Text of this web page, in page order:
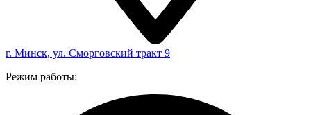
г. Минск, ул. Сморговский тракт 9
Режим работы: